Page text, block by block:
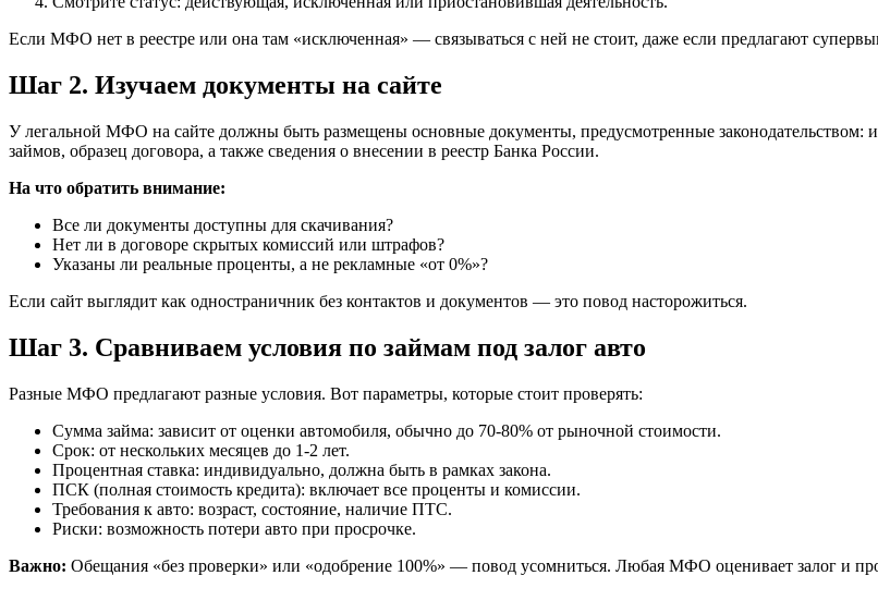
Если МФО нет в реестре или она там «исключенная» — связываться с ней не стоит, даже если предлагают
Шаг 2. Изучаем документы на сайте
У легальной МФО на сайте должны быть размещены основные документы, предусмотренные законодательством:
займов, образец договора, а также сведения о внесении в реестр Банка России.
На что обратить внимание:
Все ли документы доступны для скачивания?
Нет ли в договоре скрытых комиссий или штрафов?
Указаны ли реальные проценты, а не рекламные «от 0%»?
Если сайт выглядит как одностраничник без контактов и документов — это повод насторожиться.
Шаг 3. Сравниваем условия по займам под залог авто
Разные МФО предлагают разные условия. Вот параметры, которые стоит проверять:
Сумма займа: зависит от оценки автомобиля, обычно до 70-80% от рыночной стоимости.
Срок: от нескольких месяцев до 1-2 лет.
Процентная ставка: индивидуально, должна быть в рамках закона.
ПСК (полная стоимость кредита): включает все проценты и комиссии.
Требования к авто: возраст, состояние, наличие ПТС.
Риски: возможность потери авто при просрочке.
Важно: Обещания «без проверки» или «одобрение 100%» — повод усомниться. Любая МФО оценивает залог и